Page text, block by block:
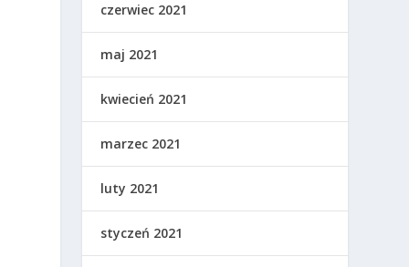
czerwiec 2021
maj 2021
kwiecień 2021
marzec 2021
luty 2021
styczeń 2021